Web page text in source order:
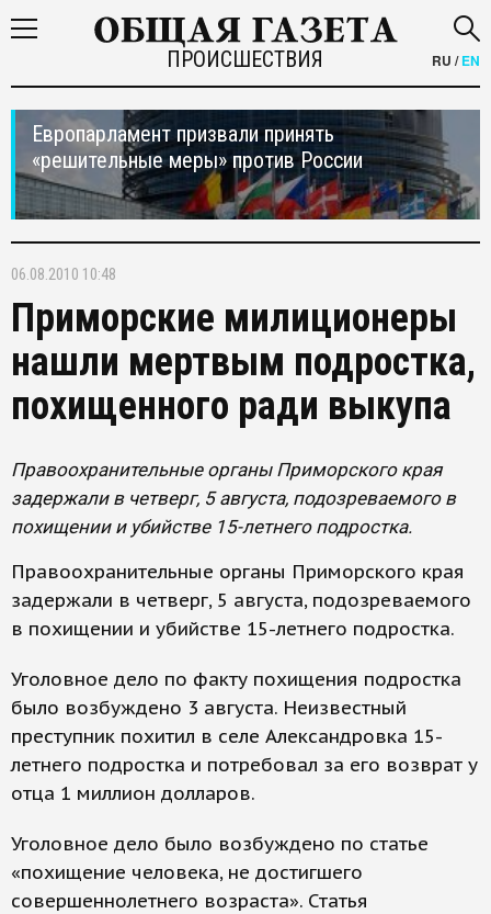
ПРОИСШЕСТВИЯ RU /EN
Европарламент призвали принять
«решительные меры» против России
06.08.2010 10:48
Приморские милиционеры
нашли мертвым подростка,
похищенного ради выкупа
Правоохранительные органы Приморского края
задержали в четверг, 5 августа, подозреваемого в
похищении и убийстве 15-летнего подростка.
Правоохранительные органы Приморского края
задержали в четверг, 5 августа, подозреваемого
в похищении и убийстве 15-летнего подростка.
Уголовное дело по факту похищения подростка
было возбуждено 3 августа. Неизвестный
преступник похитил в селе Александровка 15-
летнего подростка и потребовал за его возврат у
отца 1 миллион долларов.
Уголовное дело было возбуждено по статье
«похищение человека, не достигшего
совершеннолетнего возраста». Статья